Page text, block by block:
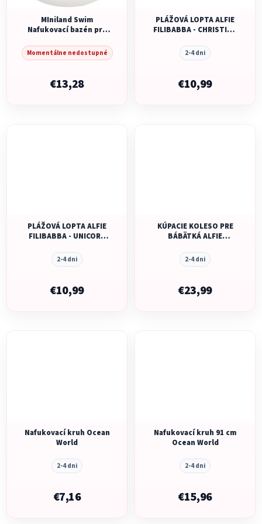
MIniland Swim
Nafukovací bazén pre
Momentálne nedostupné
€13,28
PLÁŽOVÁ LOPTA ALFIE
FILIBABBA - CHRISTIAN
CONFETTI
2-4 dni
€10,99
PLÁŽOVÁ LOPTA ALFIE
FILIBABBA - UNICORN
2-4 dni
€10,99
KÚPACIE KOLESO PRE
BÁBÄTKÁ ALFIE
SHORES
2-4 dni
€23,99
Nafukovací kruh Ocean
World
2-4 dni
€7,16
Nafukovací kruh 91 cm
Ocean World
2-4 dni
€15,96